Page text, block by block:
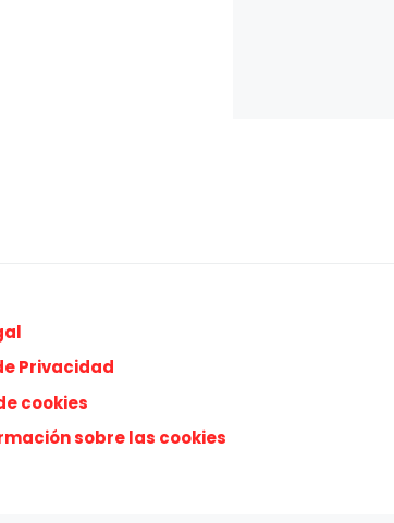
Privacidad
cookies
sobre las cookies